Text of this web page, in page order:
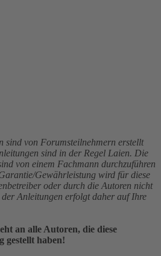
sind von Forumsteilnehmern erstellt
sind in der Regel Laien. Die
von einem Fachmann durchzuführen
Gewährleistung wird für diese
oder durch die Autoren nicht
Anleitungen erfolgt daher auf Ihre
an alle Autoren, die diese
gestellt haben!